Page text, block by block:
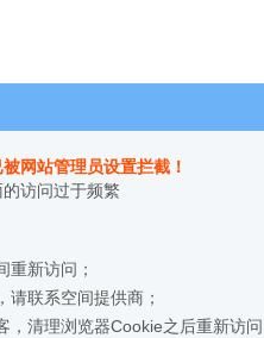
网站管理员设置拦截！
访问过于频繁
重新访问；
请联系空间提供商；
，清理浏览器Cookie之后重新访